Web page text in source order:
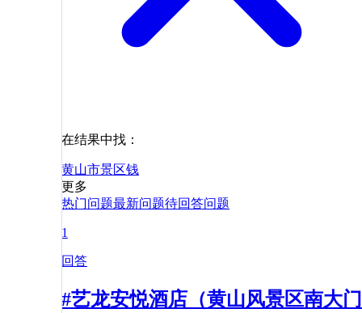
在结果中找：
黄山市景区钱
更多
热门问题最新问题待回答问题
1
回答
#艺龙安悦酒店（黄山风景区南大门